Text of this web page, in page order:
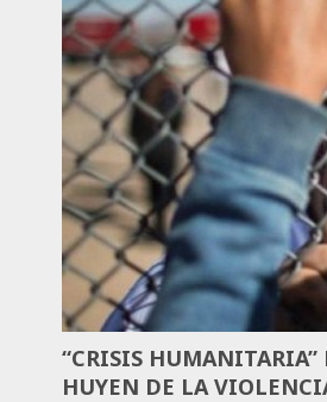
“CRISIS
HUYEN DE LA